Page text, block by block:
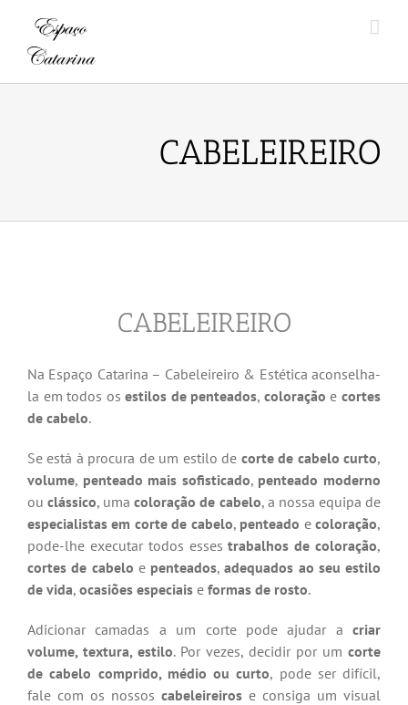
content
CABELEIREIRO
CABELEIREIRO
Na Espaço Catarina – Cabeleireiro & Estética aconselha-
la em todos os estilos de penteados, coloração ecortes
de cabelo.
Se está à procura de um estilo de corte de cabelo curto,
volume, penteado mais sofisticado, penteado moderno
ouclássico, umacoloração de cabelo, a nossa equipa de
especialistas em corte de cabelo, penteado ecoloração,
pode-lhe executar todos essestrabalhos de coloração,
cortes de cabelo e penteados,adequados ao seu estilo
de vida, ocasiões especiais e formas de rosto.
Adicionar camadas a um corte pode ajudar a criar
volume, textura, estilo. Por vezes, decidir por um corte
de cabelo comprido, médio ou curto, pode ser difícil,
fale com os nossos cabeleireiros e consiga um visual